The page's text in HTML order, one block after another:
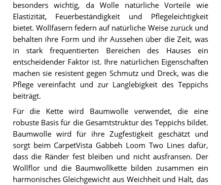
besonders wichtig, da Wolle natürliche Vorteile wie
Elastizität, Feuerbeständigkeit und Pflegeleichtigkeit
bietet. Wollfasern federn auf natürliche Weise zurück und
behalten ihre Form und ihr Aussehen über die Zeit, was
in stark frequentierten Bereichen des Hauses ein
entscheidender Faktor ist. Ihre natürlichen Eigenschaften
machen sie resistent gegen Schmutz und Dreck, was die
Pflege vereinfacht und zur Langlebigkeit des Teppichs
beiträgt.
Für die Kette wird Baumwolle verwendet, die eine
robuste Basis für die Gesamtstruktur des Teppichs bildet.
Baumwolle wird für ihre Zugfestigkeit geschätzt und
sorgt beim CarpetVista Gabbeh Loom Two Lines dafür,
dass die Ränder fest bleiben und nicht ausfransen. Der
Wollflor und die Baumwollkette bilden zusammen ein
harmonisches Gleichgewicht aus Weichheit und Halt, das